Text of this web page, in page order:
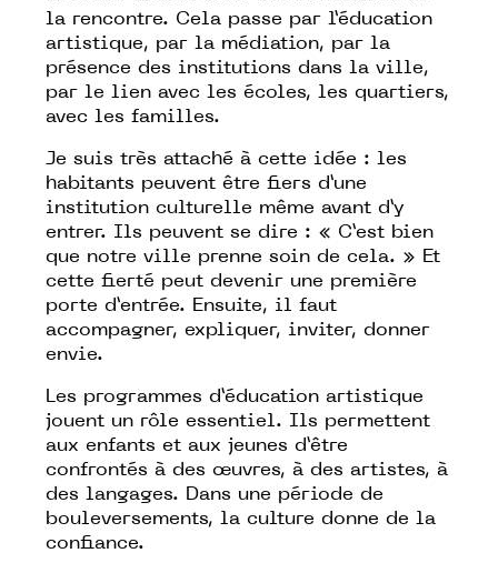
la rencontre. Cela passe par l’éducation
artistique, par la médiation, par la
présence des institutions dans la ville,
par le lien avec les écoles, les quartiers,
avec les familles.
Je suis très attaché à cette idée : les
habitants peuvent être fiers d’une
institution culturelle même avant d’y
entrer. Ils peuvent se dire : « C’est bien
que notre ville prenne soin de cela. » Et
cette fierté peut devenir une première
porte d’entrée. Ensuite, il faut
accompagner, expliquer, inviter, donner
envie.
Les programmes d’éducation artistique
jouent un rôle essentiel. Ils permettent
aux enfants et aux jeunes d’être
confrontés à des œuvres, à des artistes, à
des langages. Dans une période de
bouleversements, la culture donne de la
confiance.